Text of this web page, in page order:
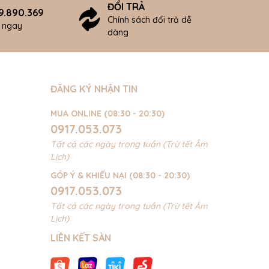
ĐỔI TRẢ
Chính sách đổi trả dễ
dàng
ĐĂNG KÝ NHẬN TIN
MUA ONLINE (08:30 - 20:30)
0917.053.073
Tất cả các ngày trong tuần (Trừ tết Âm
Lịch)
GÓP Ý & KHIẾU NẠI (08:30 - 20:30)
0917.053.073
Tất cả các ngày trong tuần (Trừ tết Âm
Lịch)
LIÊN KẾT SÀN